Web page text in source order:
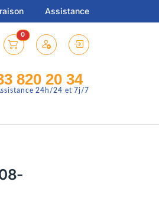
Assistance
0
820 20 34
24h/24 et 7j/7